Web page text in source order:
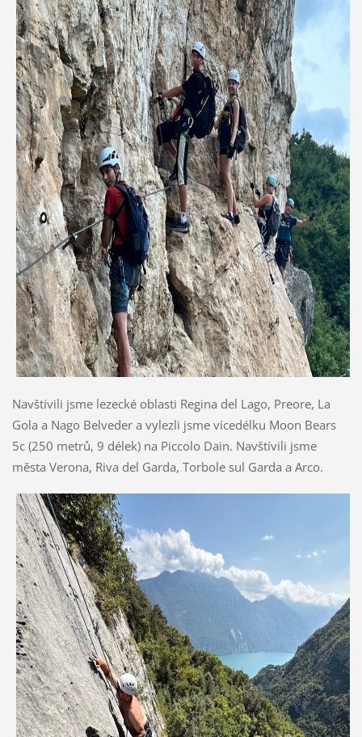
Navštívili jsme lezecké oblasti Regina del Lago, Preore, La
Gola a Nago Belveder a vylezli jsme vícedélku Moon Bears
5c (250 metrů, 9 délek) na Piccolo Dain. Navštívili jsme
města Verona, Riva del Garda, Torbole sul Garda a Arco.